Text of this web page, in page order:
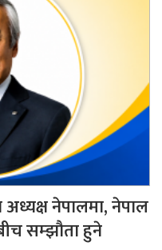
नेपालमा, नेपाल
सम्झौता हुने